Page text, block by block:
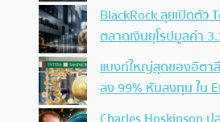
BlackRock ลุยเปิดตัว
ตลาดเงินยุโรปมูลค่า
แบงก์ใหญ่สุดของอิตา
ลง 99% หันลงทุน ใน